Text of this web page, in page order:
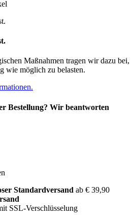
Maßnahmen tragen wir dazu bei,
wie möglich zu belasten.
Bestellung? Wir beantworten
Standardversand ab € 39,90
SSL-Verschlüsselung